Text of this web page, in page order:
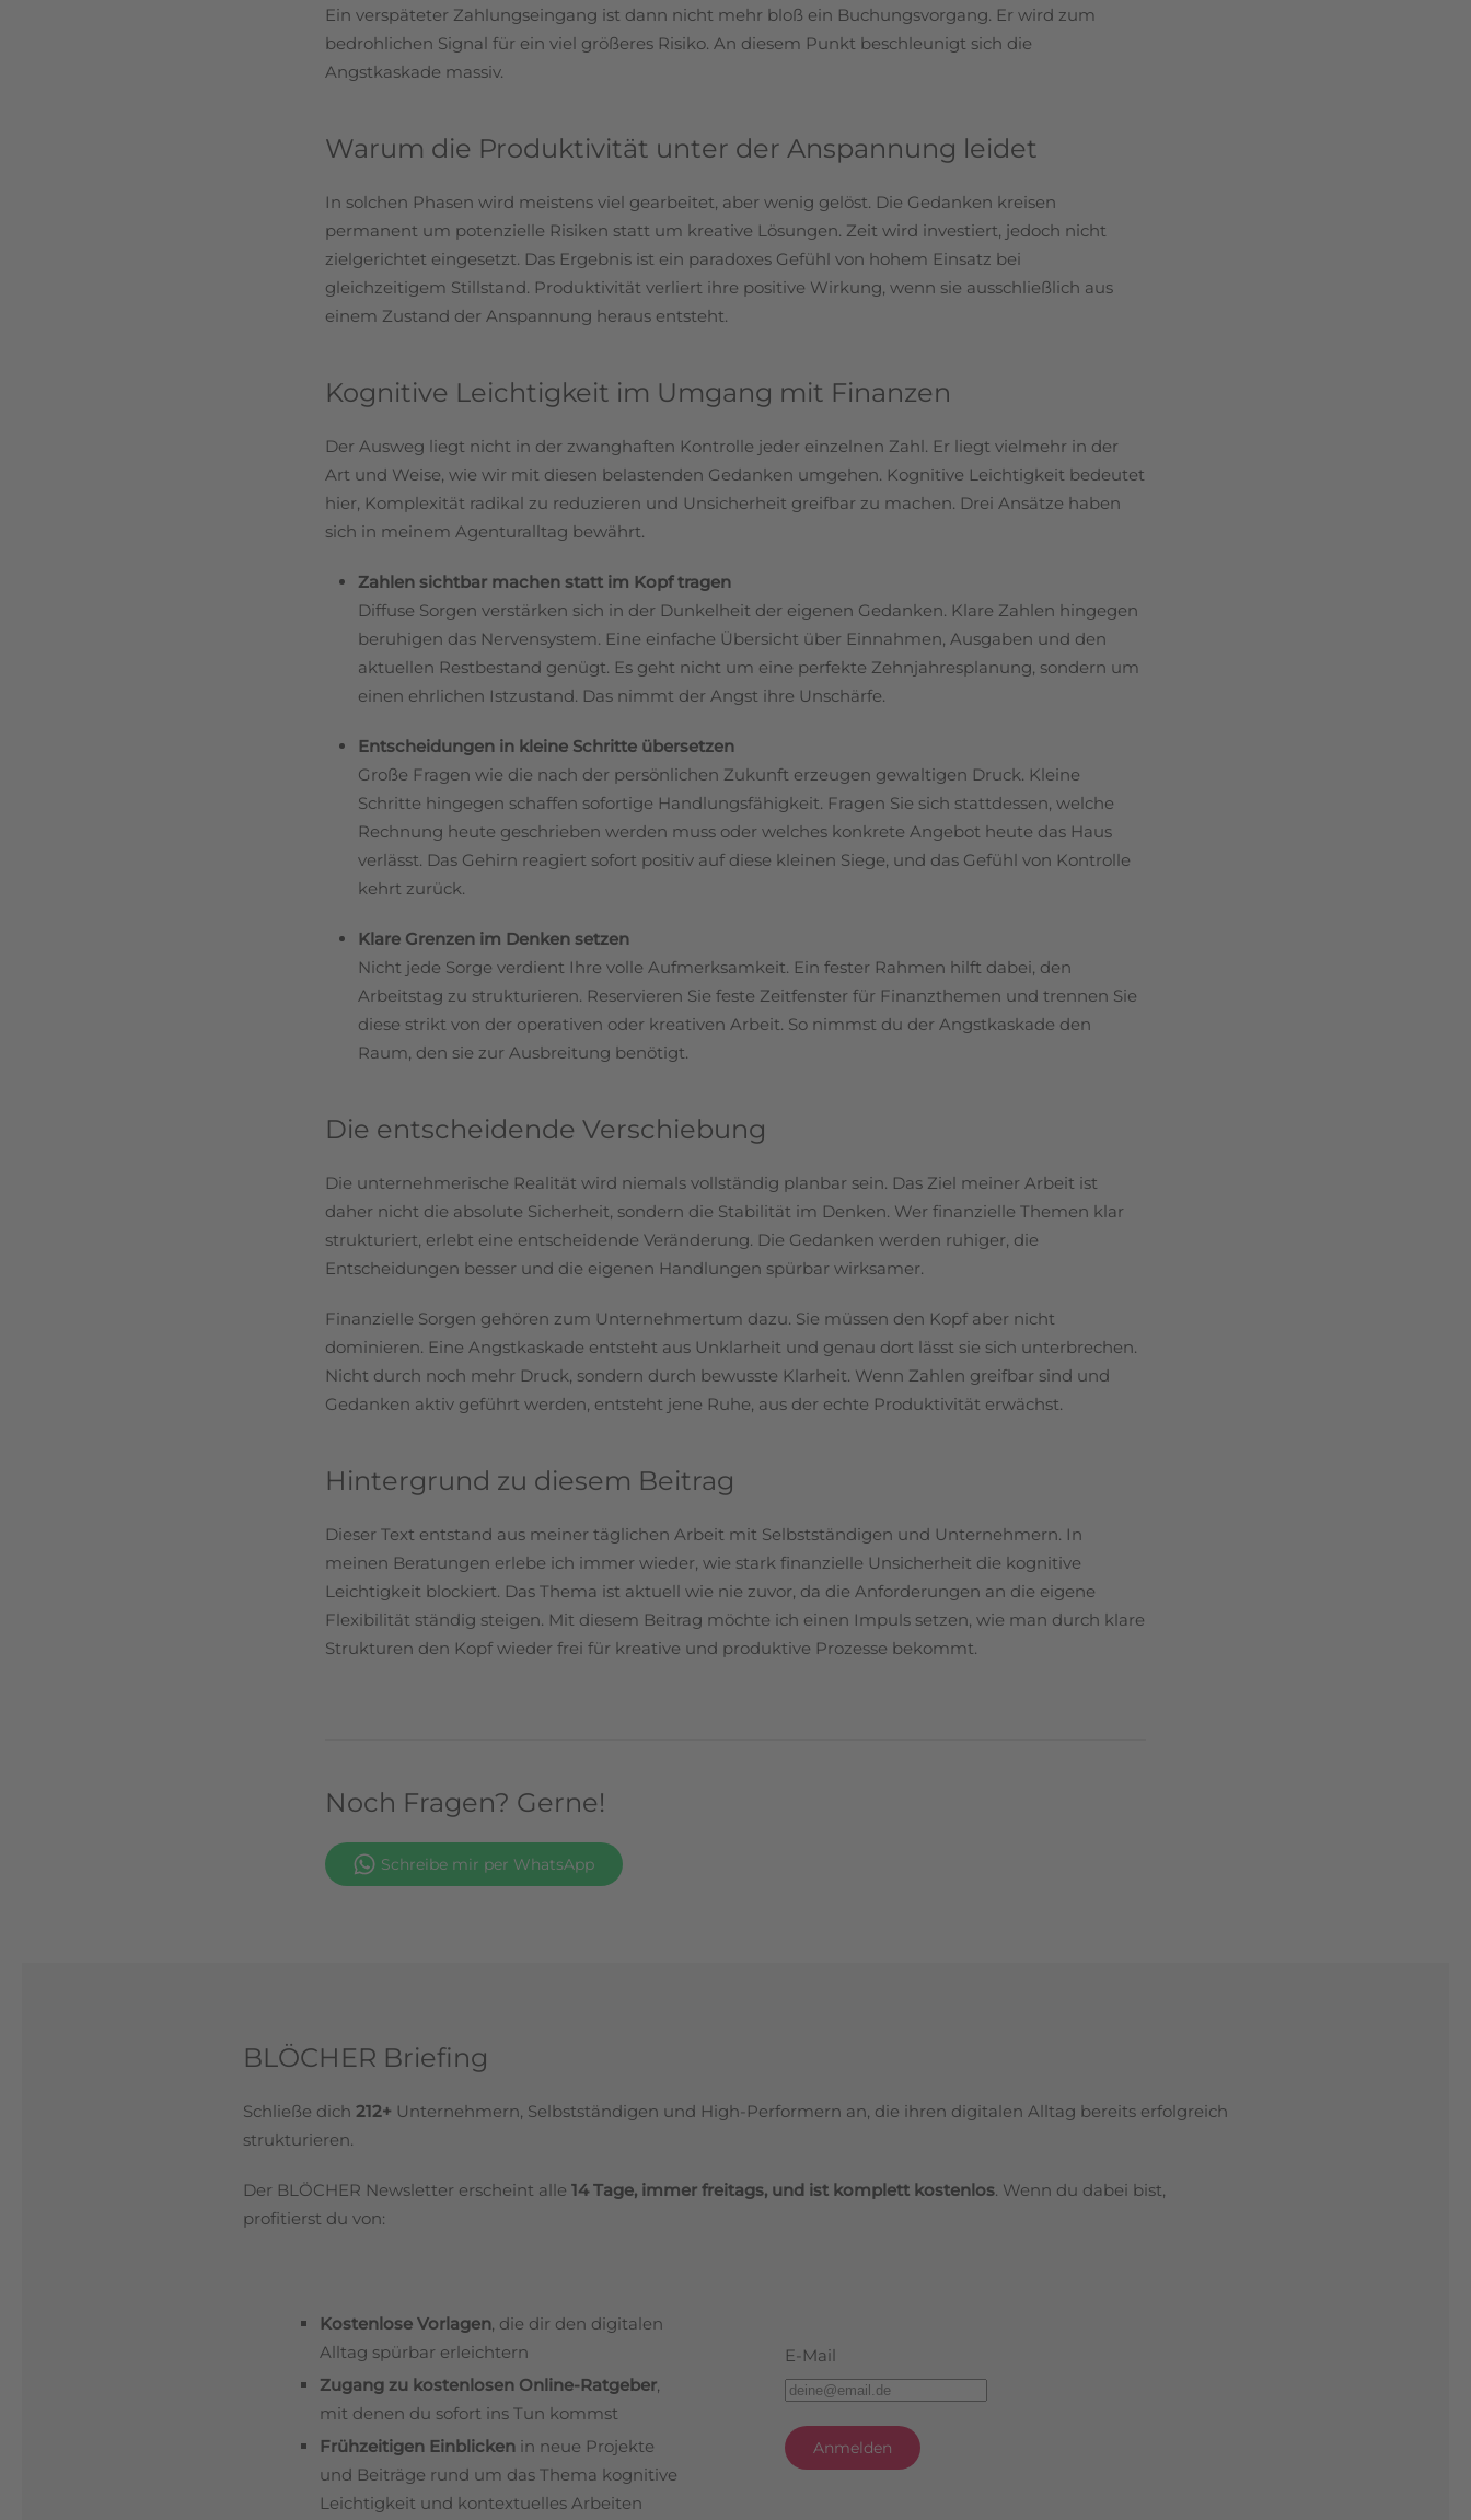
Ein verspäteter Zahlungseingang ist dann nicht mehr bloß ein Buchungsvorgang. Er wird zum
bedrohlichen Signal für ein viel größeres Risiko. An diesem Punkt beschleunigt sich die
Angstkaskade massiv.
Warum die Produktivität unter der Anspannung leidet
In solchen Phasen wird meistens viel gearbeitet, aber wenig gelöst. Die Gedanken kreisen
permanent um potenzielle Risiken statt um kreative Lösungen. Zeit wird investiert, jedoch nicht
zielgerichtet eingesetzt. Das Ergebnis ist ein paradoxes Gefühl von hohem Einsatz bei
gleichzeitigem Stillstand. Produktivität verliert ihre positive Wirkung, wenn sie ausschließlich aus
einem Zustand der Anspannung heraus entsteht.
Kognitive Leichtigkeit im Umgang mit Finanzen
Der Ausweg liegt nicht in der zwanghaften Kontrolle jeder einzelnen Zahl. Er liegt vielmehr in der
Art und Weise, wie wir mit diesen belastenden Gedanken umgehen. Kognitive Leichtigkeit bedeutet
hier, Komplexität radikal zu reduzieren und Unsicherheit greifbar zu machen. Drei Ansätze haben
sich in meinem Agenturalltag bewährt.
Zahlen sichtbar machen statt im Kopf tragen
Diffuse Sorgen verstärken sich in der Dunkelheit der eigenen Gedanken. Klare Zahlen hingegen
beruhigen das Nervensystem. Eine einfache Übersicht über Einnahmen, Ausgaben und den
aktuellen Restbestand genügt. Es geht nicht um eine perfekte Zehnjahresplanung, sondern um
einen ehrlichen Istzustand. Das nimmt der Angst ihre Unschärfe.
Entscheidungen in kleine Schritte übersetzen
Große Fragen wie die nach der persönlichen Zukunft erzeugen gewaltigen Druck. Kleine
Schritte hingegen schaffen sofortige Handlungsfähigkeit. Fragen Sie sich stattdessen, welche
Rechnung heute geschrieben werden muss oder welches konkrete Angebot heute das Haus
verlässt. Das Gehirn reagiert sofort positiv auf diese kleinen Siege, und das Gefühl von Kontrolle
kehrt zurück.
Klare Grenzen im Denken setzen
Nicht jede Sorge verdient Ihre volle Aufmerksamkeit. Ein fester Rahmen hilft dabei, den
Arbeitstag zu strukturieren. Reservieren Sie feste Zeitfenster für Finanzthemen und trennen Sie
diese strikt von der operativen oder kreativen Arbeit. So nimmst du der Angstkaskade den
Raum, den sie zur Ausbreitung benötigt.
Die entscheidende Verschiebung
Die unternehmerische Realität wird niemals vollständig planbar sein. Das Ziel meiner Arbeit ist
daher nicht die absolute Sicherheit, sondern die Stabilität im Denken. Wer finanzielle Themen klar
strukturiert, erlebt eine entscheidende Veränderung. Die Gedanken werden ruhiger, die
Entscheidungen besser und die eigenen Handlungen spürbar wirksamer.
Finanzielle Sorgen gehören zum Unternehmertum dazu. Sie müssen den Kopf aber nicht
dominieren. Eine Angstkaskade entsteht aus Unklarheit und genau dort lässt sie sich unterbrechen.
Nicht durch noch mehr Druck, sondern durch bewusste Klarheit. Wenn Zahlen greifbar sind und
Gedanken aktiv geführt werden, entsteht jene Ruhe, aus der echte Produktivität erwächst.
Hintergrund zu diesem Beitrag
Dieser Text entstand aus meiner täglichen Arbeit mit Selbstständigen und Unternehmern. In
meinen Beratungen erlebe ich immer wieder, wie stark finanzielle Unsicherheit die kognitive
Leichtigkeit blockiert. Das Thema ist aktuell wie nie zuvor, da die Anforderungen an die eigene
Flexibilität ständig steigen. Mit diesem Beitrag möchte ich einen Impuls setzen, wie man durch klare
Strukturen den Kopf wieder frei für kreative und produktive Prozesse bekommt.
Noch Fragen? Gerne!
Schreibe mir per WhatsApp
BLÖCHER Briefing
Schließe dich 212+ Unternehmern, Selbstständigen und High-Performern an, die ihren digitalen Alltag bereits erfolgreich
strukturieren.
Der BLÖCHER Newsletter erscheint alle 14 Tage, immer freitags, und ist komplett kostenlos. Wenn du dabei bist,
profitierst du von:
Kostenlose Vorlagen, die dir den digitalen
Alltag spürbar erleichtern
Zugang zu kostenlosen Online-Ratgeber,
mit denen du sofort ins Tun kommst
Frühzeitigen Einblicken in neue Projekte
und Beiträge rund um das Thema kognitive
Leichtigkeit und kontextuelles Arbeiten
E-Mail
Anmelden